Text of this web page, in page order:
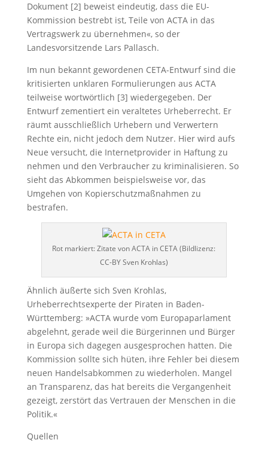
Dokument [2] beweist eindeutig, dass die EU-
Kommission bestrebt ist, Teile von ACTA in das
Vertragswerk zu übernehmen«, so der
Landesvorsitzende Lars Pallasch.
Im nun bekannt gewordenen CETA-Entwurf sind die
kritisierten unklaren Formulierungen aus ACTA
teilweise wortwörtlich [3] wiedergegeben. Der
Entwurf zementiert ein veraltetes Urheberrecht. Er
räumt ausschließlich Urhebern und Verwertern
Rechte ein, nicht jedoch dem Nutzer. Hier wird aufs
Neue versucht, die Internetprovider in Haftung zu
nehmen und den Verbraucher zu kriminalisieren. So
sieht das Abkommen beispielsweise vor, das
Umgehen von Kopierschutzmaßnahmen zu
bestrafen.
Rot markiert: Zitate von ACTA in CETA (Bildlizenz:
CC-BY Sven Krohlas)
Ähnlich äußerte sich Sven Krohlas,
Urheberrechtsexperte der Piraten in Baden-
Württemberg: »ACTA wurde vom Europaparlament
abgelehnt, gerade weil die Bürgerinnen und Bürger
in Europa sich dagegen ausgesprochen hatten. Die
Kommission sollte sich hüten, ihre Fehler bei diesem
neuen Handelsabkommen zu wiederholen. Mangel
an Transparenz, das hat bereits die Vergangenheit
gezeigt, zerstört das Vertrauen der Menschen in die
Politik.«
Quellen